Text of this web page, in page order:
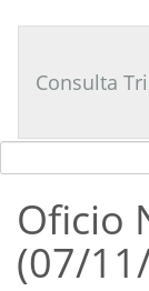
Tributario
Consulta
Oficio
(07/